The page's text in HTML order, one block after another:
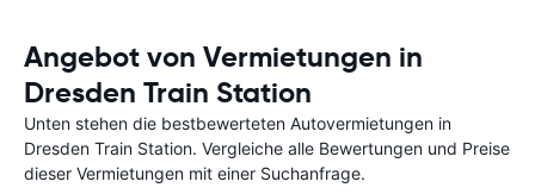
Angebot von Vermietungen in
Dresden Train Station
Unten stehen die bestbewerteten Autovermietungen in
Dresden Train Station. Vergleiche alle Bewertungen und Preise
dieser Vermietungen mit einer Suchanfrage.